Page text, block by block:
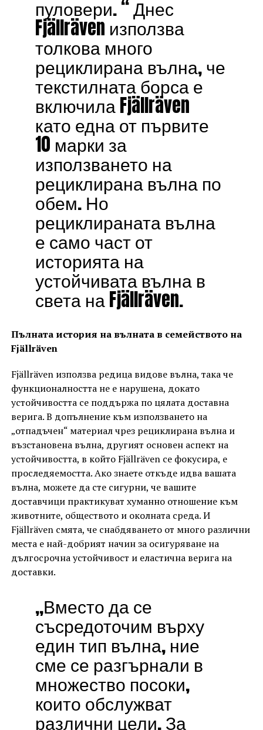
пуловери. “ Днес
Fjällräven използва
толкова много
рециклирана вълна, че
текстилната борса е
включила Fjällräven
като една от първите
10 марки за
използването на
рециклирана вълна по
обем. Но
рециклираната вълна
е само част от
историята на
устойчивата вълна в
света на Fjällräven.
Пълната история на вълната в семейството на
Fjällräven
Fjällräven използва редица видове вълна, така че
функционалността не е нарушена, докато
устойчивостта се поддържа по цялата доставна
верига. В допълнение към използването на
„отпадъчен“ материал чрез рециклирана вълна и
възстановена вълна, другият основен аспект на
устойчивостта, в който Fjällräven се фокусира, е
проследяемостта. Ако знаете откъде идва вашата
вълна, можете да сте сигурни, че вашите
доставчици практикуват хуманно отношение към
животните, обществото и околната среда. И
Fjällräven смята, че снабдяването от много различни
места е най-добрият начин за осигуряване на
дългосрочна устойчивост и еластична верига на
доставки.
„Вместо да се
съсредоточим върху
един тип вълна, ние
сме се разгърнали в
множество посоки,
които обслужват
различни цели. За